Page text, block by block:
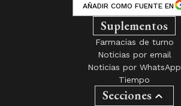
AÑADIR COMO FUENTE EN
Suplementos
Farmacias de turno
Noticias por email
Noticias por WhatsApp
Tiempo
Secciones